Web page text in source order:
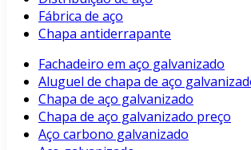
Fábrica de aço
Chapa antiderrapante
Fachadeiro em aço galvanizado
Aluguel de chapa de aço
Chapa de aço galvanizado
Chapa de aço galvanizado preço
Aço carbono galvanizado